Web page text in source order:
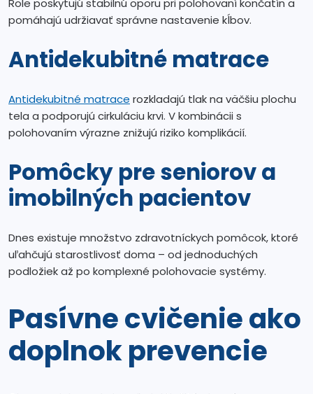
Role poskytujú stabilnú oporu pri polohovaní končatín a
pomáhajú udržiavať správne nastavenie kĺbov.
Antidekubitné matrace
Antidekubitné matrace rozkladajú tlak na väčšiu plochu
tela a podporujú cirkuláciu krvi. V kombinácii s
polohovaním výrazne znižujú riziko komplikácií.
Pomôcky pre seniorov a
imobilných pacientov
Dnes existuje množstvo zdravotníckych pomôcok, ktoré
uľahčujú starostlivosť doma – od jednoduchých
podložiek až po komplexné polohovacie systémy.
Pasívne cvičenie ako
doplnok prevencie